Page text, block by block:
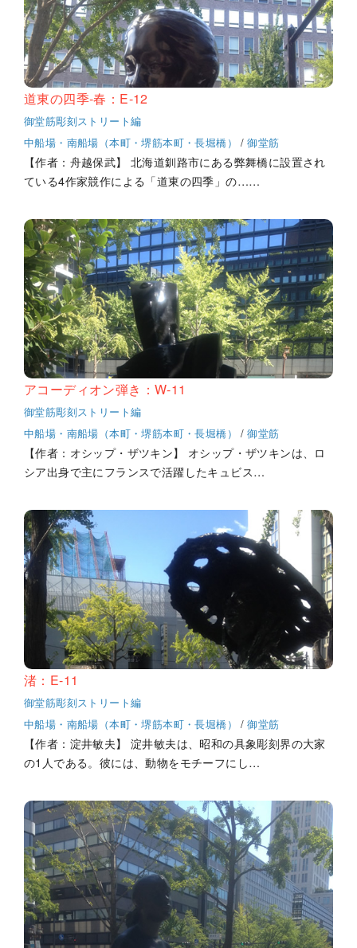
道東の四季‐春：E-12
御堂筋彫刻ストリート編
中船場・南船場（本町・堺筋本町・長堀橋）
/ 御堂筋
【作者：舟越保武】 北海道釧路市にある弊舞橋に設置され
ている4作家競作による「道東の四季」の……
アコーディオン弾き：W-11
御堂筋彫刻ストリート編
中船場・南船場（本町・堺筋本町・長堀橋）
/ 御堂筋
【作者：オシップ・ザツキン】 オシップ・ザツキンは、ロ
シア出身で主にフランスで活躍したキュビス…
渚：E-11
御堂筋彫刻ストリート編
中船場・南船場（本町・堺筋本町・長堀橋）
/ 御堂筋
【作者：淀井敏夫】 淀井敏夫は、昭和の具象彫刻界の大家
の1人である。彼には、動物をモチーフにし…